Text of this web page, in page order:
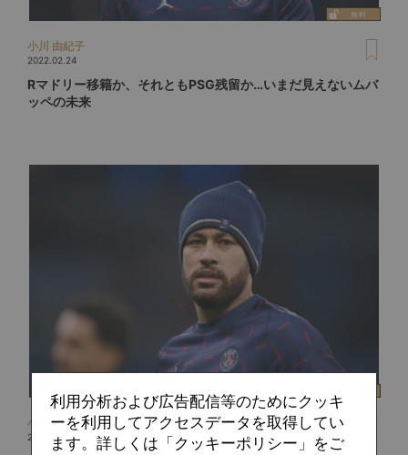
小川 由紀子
2022.02.24
Rマドリー移籍か、それともPSG残留か…いまだ見えないムバ
ッペの未来
小川 由紀子
2022.01.27
利用分析および広告配信等のためにクッキ
ーを利用してアクセスデータを取得してい
ます。詳しくは「クッキーポリシー」をご